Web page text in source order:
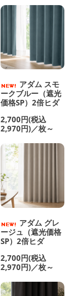
アダム スモ
ークブルー（遮光
価格SP）2倍ヒダ
2,700円(税込
2,970円)／枚～
アダム グレ
ージュ（遮光価格
SP）2倍ヒダ
2,700円(税込
2,970円)／枚～